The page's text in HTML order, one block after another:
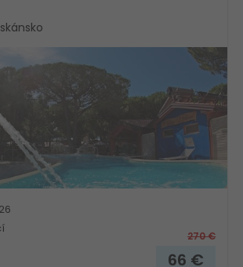
270€
66 €